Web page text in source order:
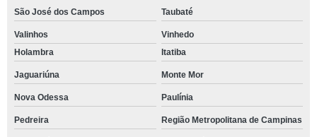
São José dos Campos Taubaté
Valinhos
Vinhedo
Holambra
Itatiba
Jaguariúna Monte Mor
Nova Odessa Paulínia
Pedreira Região Metropolitana de Campinas